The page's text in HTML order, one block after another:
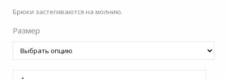
Брюки застегиваются на молнию.
Размер
Количество